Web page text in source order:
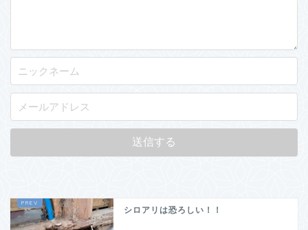
シロアリは恐ろしい！！